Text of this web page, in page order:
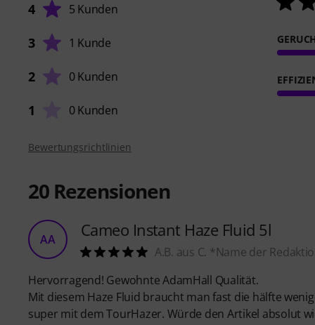
4 5 Kunden
3 1 Kunde
2 0 Kunden
1 0 Kunden
Bewertungsrichtlinien
20 Rezensionen
AA Cameo Instant Haze Fluid 5l
A.B. aus C. *Name der
Hervorragend! Gewohnte AdamHall Qualität.
Mit diesem Haze Fluid braucht man fast die hälfte
super mit dem TourHazer. Würde den Artikel absolut